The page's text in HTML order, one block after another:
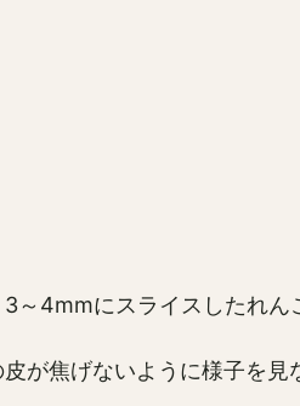
～4mmにスライスしたれん
が焦げないように様子を